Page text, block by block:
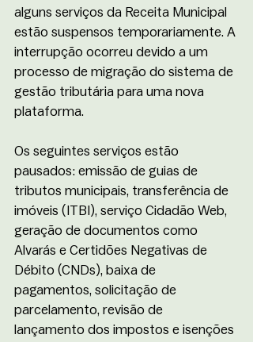
alguns serviços da Receita Municipal
estão suspensos temporariamente. A
interrupção ocorreu devido a um
processo de migração do sistema de
gestão tributária para uma nova
plataforma.
Os seguintes serviços estão
pausados: emissão de guias de
tributos municipais, transferência de
imóveis (ITBI), serviço Cidadão Web,
geração de documentos como
Alvarás e Certidões Negativas de
Débito (CNDs), baixa de
pagamentos, solicitação de
parcelamento, revisão de
lançamento dos impostos e isenções